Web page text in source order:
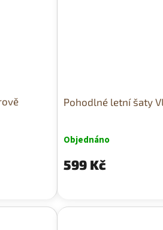
Pohodlné letní šaty
Objednáno
599 Kč